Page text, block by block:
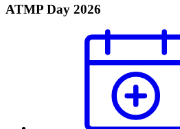
ATMP Day 2026